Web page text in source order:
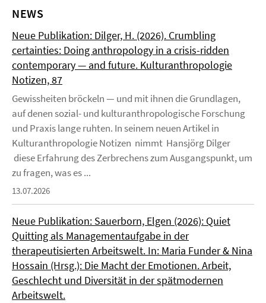
NEWS
Neue Publikation: Dilger, H. (2026). Crumbling
certainties: Doing anthropology in a crisis-ridden
contemporary — and future. Kulturanthropologie
Notizen, 87
Gewissheiten bröckeln — und mit ihnen die Grundlagen,
auf denen sozial- und kulturanthropologische Forschung
und Praxis lange ruhten. In seinem neuen Artikel in
Kulturanthropologie Notizen nimmt Hansjörg Dilger
diese Erfahrung des Zerbrechens zum Ausgangspunkt, um
zu fragen, was es ...
13.07.2026
Neue Publikation: Sauerborn, Elgen (2026): Quiet
Quitting als Managementaufgabe in der
therapeutisierten Arbeitswelt. In: Maria Funder & Nina
Hossain (Hrsg.): Die Macht der Emotionen. Arbeit,
Geschlecht und Diversität in der spätmodernen
Arbeitswelt.